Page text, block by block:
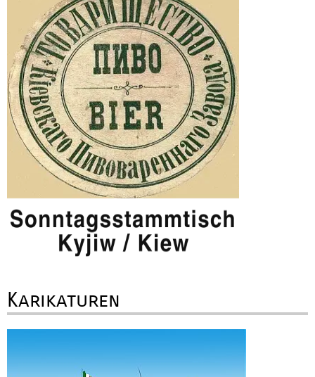
Karikaturen